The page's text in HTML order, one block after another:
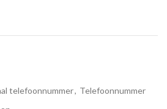
telefoonnummer, Telefoonnummer